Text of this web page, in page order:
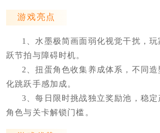
游戏亮点
1、水墨极简画面弱化视觉干扰，
跃节拍与障碍时机。
2、扭蛋角色收集养成体系，不同
化跳跃手感加成。
3、每日限时挑战独立奖励池，稳
角色与关卡解锁门槛。